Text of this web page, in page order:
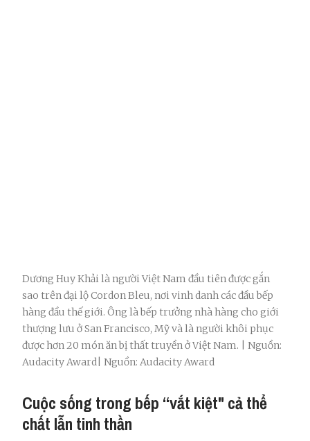
Dương Huy Khải là người Việt Nam đầu tiên được gắn
sao trên đại lộ Cordon Bleu, nơi vinh danh các đầu bếp
hàng đầu thế giới. Ông là bếp trưởng nhà hàng cho giới
thượng lưu ở San Francisco, Mỹ và là người khôi phục
được hơn 20 món ăn bị thất truyền ở Việt Nam. | Nguồn:
Audacity Award| Nguồn: Audacity Award
Cuộc sống trong bếp “vắt kiệt" cả thể
chất lẫn tinh thần